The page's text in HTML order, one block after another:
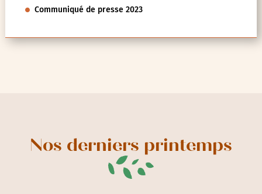
Communiqué de presse 2023
Nos derniers printemps